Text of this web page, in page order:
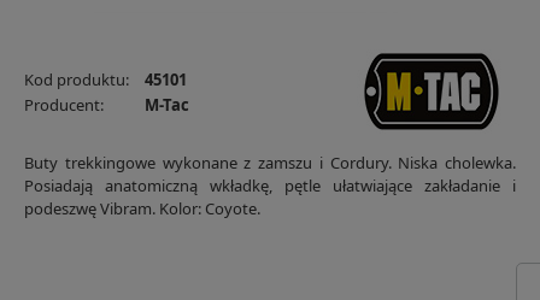
Kod produktu:
45101
Producent:
M-Tac
Buty trekkingowe wykonane z zamszu i Cordury. Niska cholewka.
Posiadają anatomiczną wkładkę, pętle ułatwiające zakładanie i
podeszwę Vibram. Kolor: Coyote.